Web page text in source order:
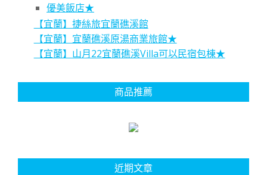
優美飯店★
【宜蘭】捷絲旅宜蘭礁溪館
【宜蘭】宜蘭礁溪原湯商業旅館★
【宜蘭】山月22宜蘭礁溪Villa可以民宿包棟★
商品推薦
近期文章